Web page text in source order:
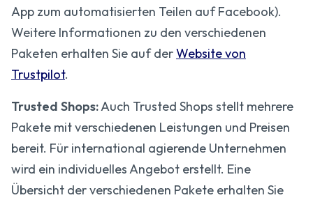
App zum automatisierten Teilen auf Facebook).
Weitere Informationen zu den verschiedenen
Paketen erhalten Sie auf derWebsite von
Trustpilot.
Trusted Shops:Auch Trusted Shops stellt mehrere
Pakete mit verschiedenen Leistungen und Preisen
bereit. Für international agierende Unternehmen
wird ein individuelles Angebot erstellt. Eine
Übersicht der verschiedenen Pakete erhalten Sie